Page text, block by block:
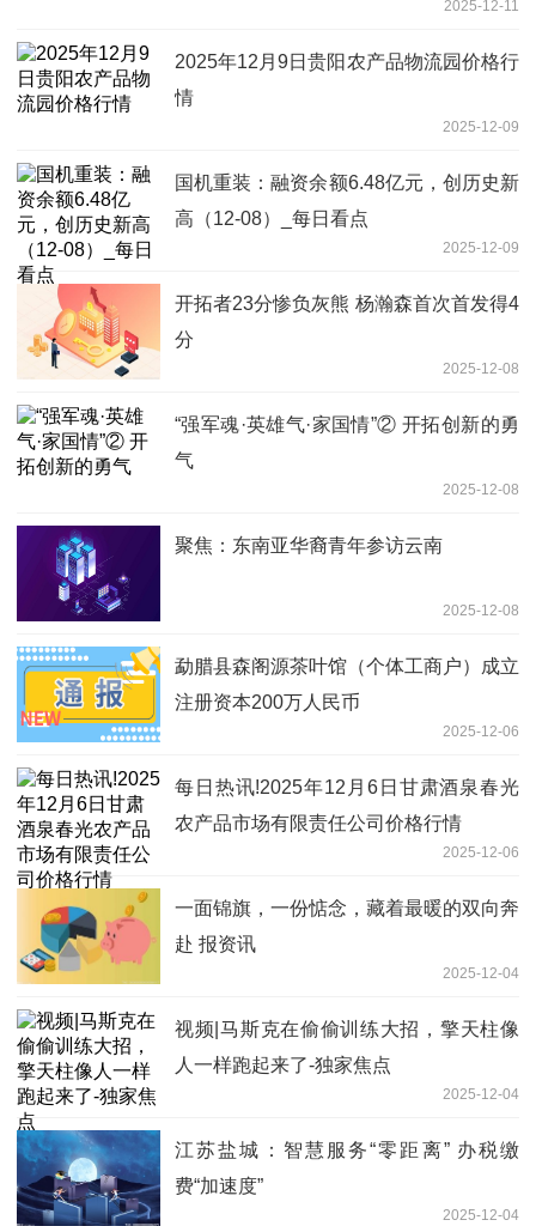
2025-12-11
2025年12月9日贵阳农产品物流园价格行
情
2025-12-09
国机重装：融资余额6.48亿元，创历史新
高（12-08）_每日看点
2025-12-09
开拓者23分惨负灰熊 杨瀚森首次首发得4
分
2025-12-08
“强军魂·英雄气·家国情”② 开拓创新的勇
气
2025-12-08
聚焦：东南亚华裔青年参访云南
2025-12-08
勐腊县森阁源茶叶馆（个体工商户）成立
注册资本200万人民币
2025-12-06
每日热讯!2025年12月6日甘肃酒泉春光
农产品市场有限责任公司价格行情
2025-12-06
一面锦旗，一份惦念，藏着最暖的双向奔
赴 报资讯
2025-12-04
视频|马斯克在偷偷训练大招，擎天柱像
人一样跑起来了-独家焦点
2025-12-04
江苏盐城：智慧服务“零距离” 办税缴
费“加速度”
2025-12-04